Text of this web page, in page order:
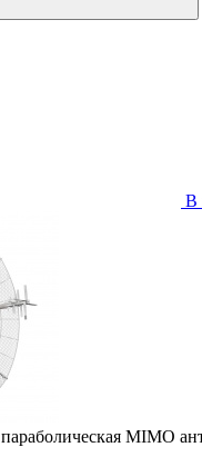
В
MIMO